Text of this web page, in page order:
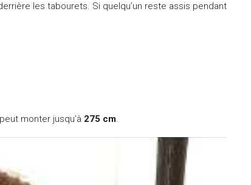
les tabourets. Si quelqu’un reste assis pendant
monter jusqu’à 275 cm.